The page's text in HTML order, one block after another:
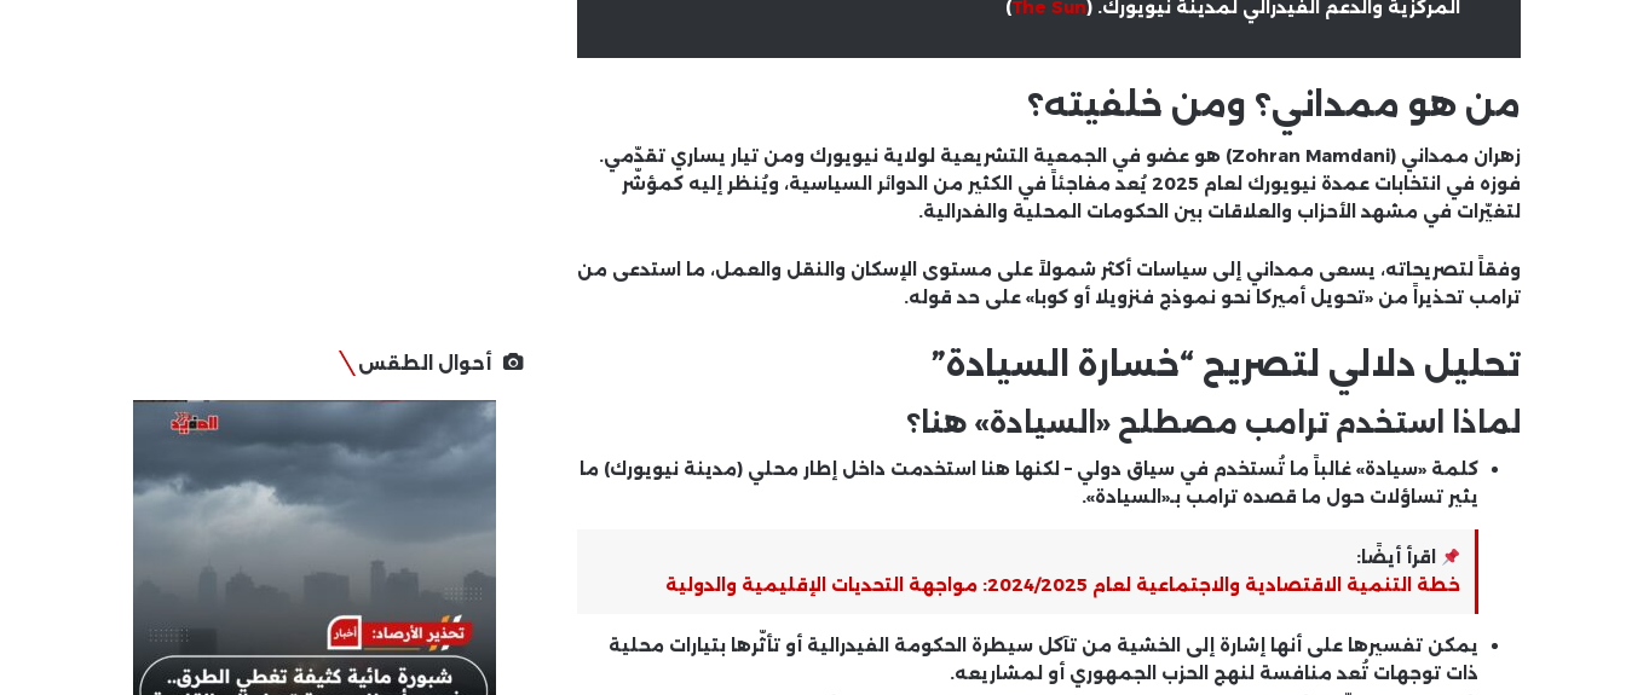
المركزية والدعم الفيدرالي لمدينة نيويورك. (The Sun
)
من هو ممداني؟ ومن خلفيته؟
زهران ممداني (Zohran Mamdani) هو عضو في الجمعية التشريعية لولاية نيويورك ومن تيار يساري تقدّمي.
فوزه في انتخابات عمدة نيويورك لعام 2025 يُعد مفاجئاً في الكثير من الدوائر السياسية، ويُنظر إليه كمؤشّر
لتغيّرات في مشهد الأحزاب والعلاقات بين الحكومات المحلية والفدرالية.
وفقاً لتصريحاته، يسعى ممداني إلى سياسات أكثر شمولاً على مستوى الإسكان والنقل والعمل، ما استدعى من
ترامب تحذيراً من «تحويل أميركا نحو نموذج فنزويلا أو كوبا» على حد قوله.
تحليل دلالي لتصريح “خسارة السيادة”
لماذا استخدم ترامب مصطلح «السيادة» هنا؟
كلمة «سيادة» غالباً ما تُستخدم في سياق دولي – لكنها هنا استخدمت داخل إطار محلي (مدينة نيويورك) ما
يثير تساؤلات حول ما قصده ترامب بـ«السيادة».
اقرأ أيضًا:
خطة التنمية الاقتصادية والاجتماعية لعام 2024/2025: مواجهة التحديات الإقليمية والدولية
يمكن تفسيرها على أنها إشارة إلى الخشية من تآكل سيطرة الحكومة الفيدرالية أو تأثّرها بتيارات محلية
ذات توجهات تُعد منافسة لنهج الحزب الجمهوري أو لمشاريعه.
أحوال الطقس